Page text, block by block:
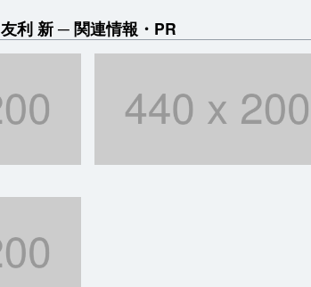
友利 新 関連情報・PR